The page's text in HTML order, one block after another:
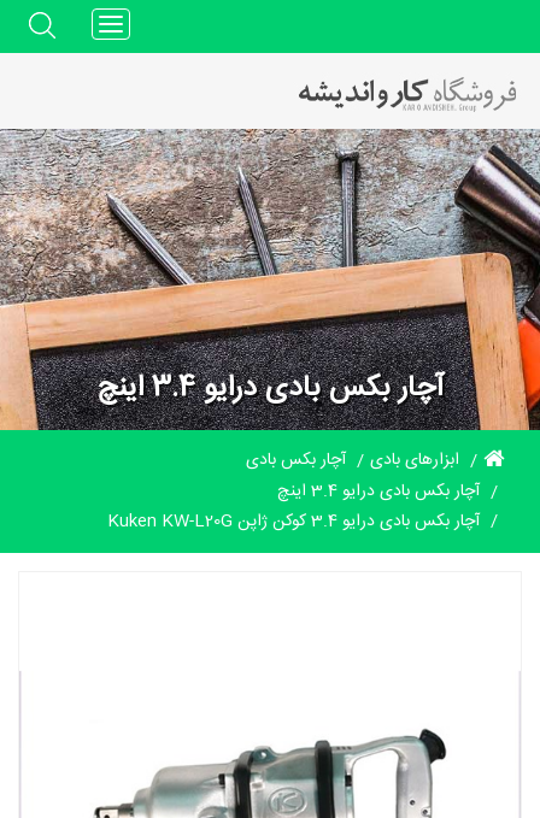
Toggle
navigation
آچار بکس بادی درایو 3.4 اینچ
ابزارهای بادی
آچار بکس بادی
آچار بکس بادی درایو 3.4 اینچ
آچار بکس بادی درایو 3.4 کوکن ژاپن Kuken KW-L20G